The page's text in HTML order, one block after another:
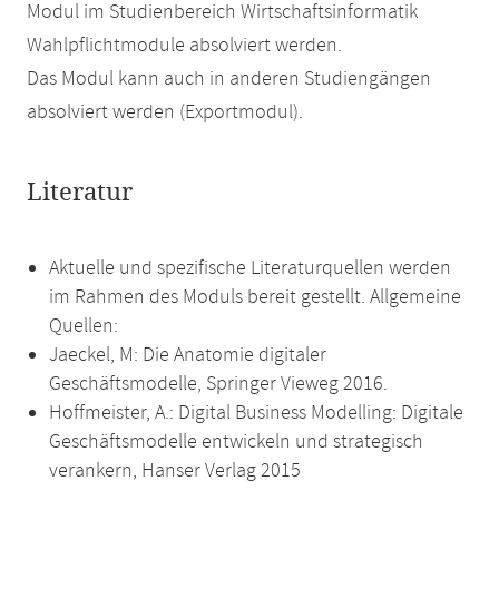
Modul im Studienbereich Wirtschaftsinformatik
Wahlpflichtmodule absolviert werden.
Das Modul kann auch in anderen Studiengängen
absolviert werden (Exportmodul).
Literatur
Aktuelle und spezifische Literaturquellen werden
im Rahmen des Moduls bereit gestellt. Allgemeine
Quellen:
Jaeckel, M: Die Anatomie digitaler
Geschäftsmodelle, Springer Vieweg 2016.
Hoffmeister, A.: Digital Business Modelling: Digitale
Geschäftsmodelle entwickeln und strategisch
verankern, Hanser Verlag 2015